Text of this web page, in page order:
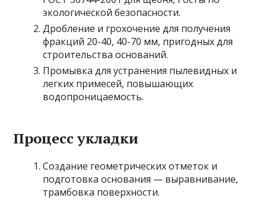
экологической безопасности.
Дробление и грохочение для получения
фракций 20-40, 40-70 мм, пригодных для
строительства оснований.
Промывка для устранения пылевидных и
легких примесей, повышающих
водопроницаемость.
Процесс укладки
Создание геометрических отметок и
подготовка основания — выравнивание,
трамбовка поверхности.